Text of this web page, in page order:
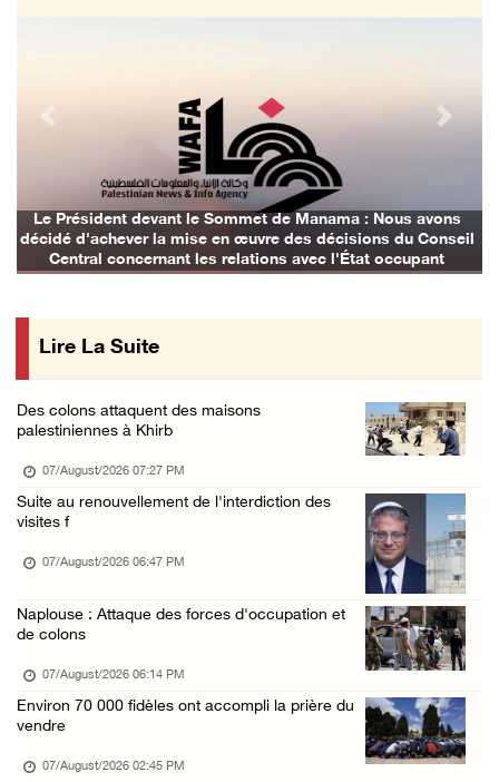
07/August/2026 09:18 AM
Nouvelles incursions à Bethléem et Tubas : d ...
07/August/2026 09:03 AM
Jérusalem : l'armée israélienne se retire du ...
07/August/2026 08:54 AM
Les forces israéliennes mènent un raid à Ya' ...
48 blessés depuis le début de l'offensive is ...
Les forces israéliennes arrêtent deux jeunes ...
06/August/2026 10:46 PM
Un homme âgé blessé lors d'une attaque de l' ...
Blessés signalés lors d'une attaque de colon ...
L'occupation étend ses raids et ses campagne ...
Le Président devant le Sommet de Manama : Nous avons
décidé d'achever la mise en œuvre des décisions du Conseil
Central concernant les relations avec l'État occupant
Previous Next
Lire La Suite
Des colons attaquent des maisons
palestiniennes à Khirb
07/August/2026 07:27 PM
Suite au renouvellement de l'interdiction des
visites f
07/August/2026 06:47 PM
Naplouse : Attaque des forces d'occupation et
de colons
07/August/2026 06:14 PM
Environ 70 000 fidèles ont accompli la prière du
vendre
07/August/2026 02:45 PM